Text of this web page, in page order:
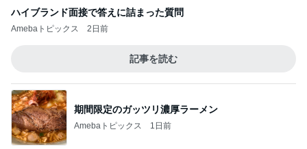
Amebaトピックス 2日前